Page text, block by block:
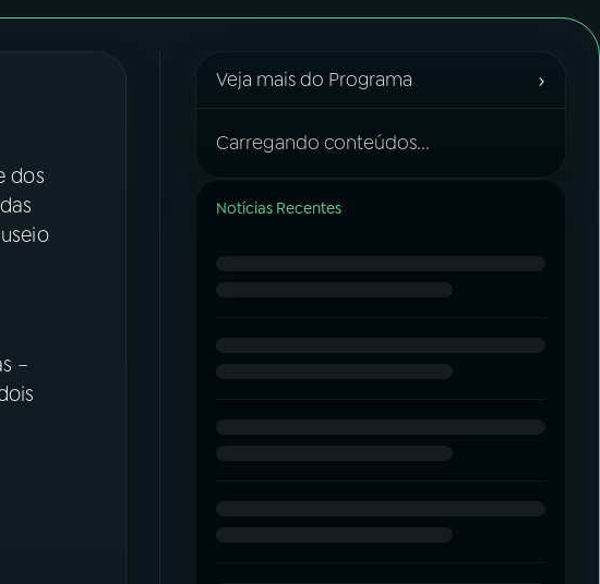
dos
–
Veja mais do Programa ›
Carregando conteúdos...
Notícias Recentes